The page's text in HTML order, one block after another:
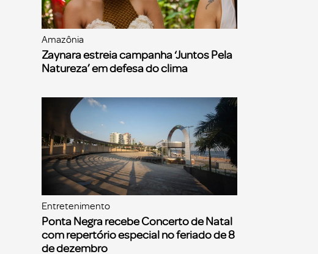
Amazônia
Zaynara estreia campanha ‘Juntos Pela
Natureza’ em defesa do clima
Entretenimento
Ponta Negra recebe Concerto de Natal
com repertório especial no feriado de 8
de dezembro